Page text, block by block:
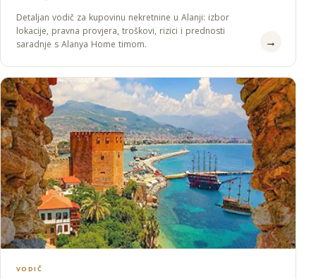
Detaljan vodič za kupovinu nekretnine u Alanji: izbor
lokacije, pravna provjera, troškovi, rizici i prednosti
saradnje s Alanya Home timom.
→
VODIČ